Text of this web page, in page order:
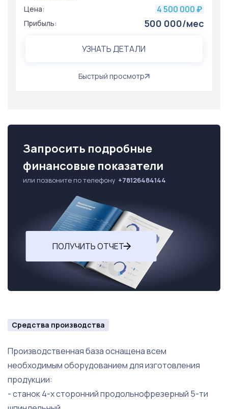
Цена:
4 500 000 ₽
Прибыль: 500 000/мес
УЗНАТЬ ДЕТАЛИ
Быстрый просмотр
Запросить подробные
финансовые показатели
или позвоните по телефону +78126484144
ПОЛУЧИТЬ ОТЧЕТ
Средства производства
Производственная база оснащена всем
необходимым оборудованием для изготовления
продукции:
- станок 4-х сторонний продольнофрезерный 5-ти